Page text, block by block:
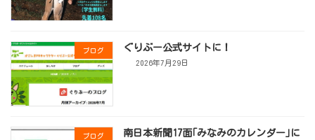
ブログ ぐりぶー公式サイトに！
2026年7月29日
ブログ
南日本新聞17面｢みなみのカレンダー｣に